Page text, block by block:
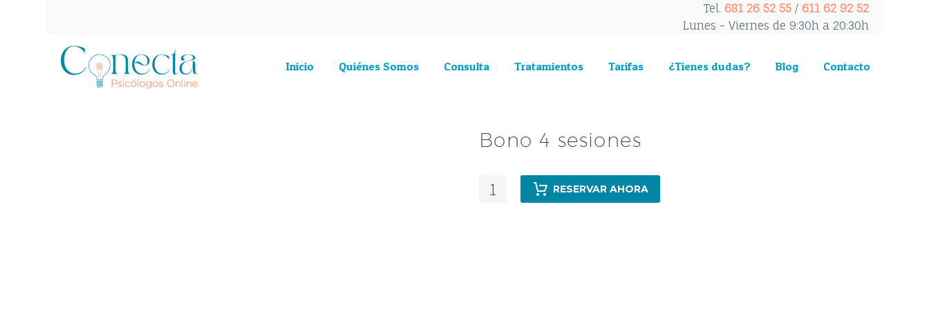
Tel. 681 26 52 55 / 611 62 92 52
Lunes - Viernes de 9:30h a 20:30h
Inicio Quiénes Somos Consulta Tratamientos Tarifas ¿Tienes dudas? Blog Contacto
Bono 4 sesiones
Bono
RESERVAR AHORA